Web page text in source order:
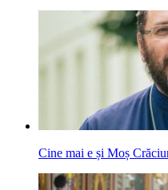
Cine mai e și Moș